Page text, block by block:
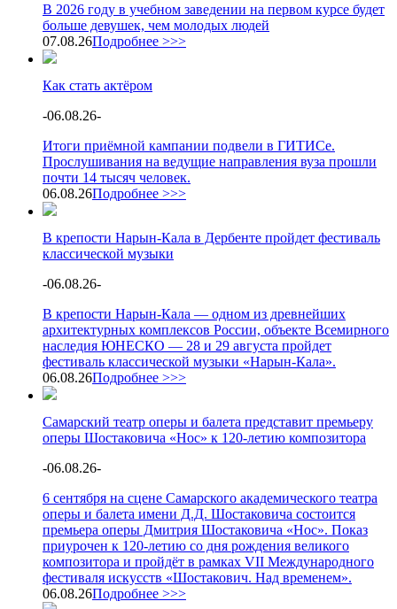
В 2026 году в учебном заведении на первом курсе будет
больше девушек, чем молодых людей
07.08.26Подробнее >>>
Как стать актёром
-06.08.26-
Итоги приёмной кампании подвели в ГИТИСе.
Прослушивания на ведущие направления вуза прошли
почти 14 тысяч человек.
06.08.26Подробнее >>>
В крепости Нарын-Кала в Дербенте пройдет фестиваль
классической музыки
-06.08.26-
В крепости Нарын-Кала — одном из древнейших
архитектурных комплексов России, объекте Всемирного
наследия ЮНЕСКО — 28 и 29 августа пройдет
фестиваль классической музыки «Нарын-Кала».
06.08.26Подробнее >>>
Самарский театр оперы и балета представит премьеру
оперы Шостаковича «Нос» к 120-летию композитора
-06.08.26-
6 сентября на сцене Самарского академического театра
оперы и балета имени Д.Д. Шостаковича состоится
премьера оперы Дмитрия Шостаковича «Нос». Показ
приурочен к 120-летию со дня рождения великого
композитора и пройдёт в рамках VII Международного
фестиваля искусств «Шостакович. Над временем».
06.08.26Подробнее >>>